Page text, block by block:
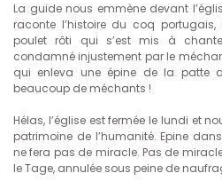
La guide nous emmène devant
raconte l’histoire du coq
poulet rôti qui s’est mis à
condamné injustement par le
qui enleva une épine de la patte
beaucoup de méchants !
Hélas, l’église est fermée le lundi et
patrimoine de l’humanité. Epine
ne fera pas de miracle. Pas de
le Tage, annulée sous peine de